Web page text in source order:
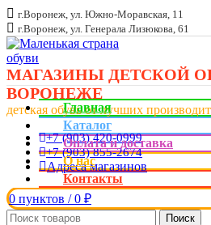
г.Воронеж, ул. Южно-Моравская, 11
г.Воронеж, ул. Генерала Лизюкова, 61
МАГАЗИНЫ ДЕТСКОЙ
ВОРОНЕЖЕ
детская обувь от лучших
+7 (903) 420-0999
+7 (903) 855-2674
Адреса магазинов
0 пунктов / 0 ₽
Поиск
Главная
Каталог
Оплата и доставка
О нас
Контакты